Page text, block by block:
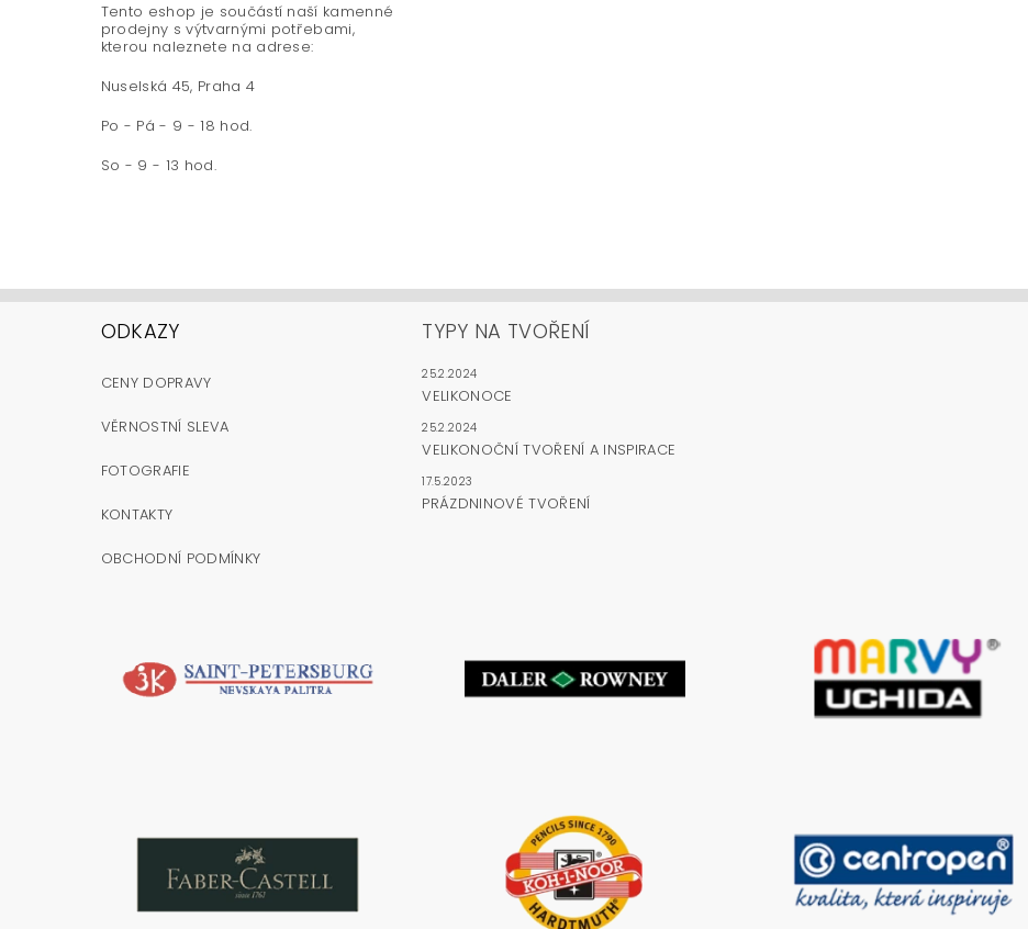
Tento eshop je součástí naší kamenné
prodejny s výtvarnými potřebami,
kterou naleznete na adrese:
Nuselská 45, Praha 4
Po - Pá - 9 - 18 hod.
So - 9 - 13 hod.
ODKAZY
CENY DOPRAVY
VĚRNOSTNÍ SLEVA
FOTOGRAFIE
KONTAKTY
OBCHODNÍ PODMÍNKY
TYPY NA TVOŘENÍ
25.2.2024
VELIKONOCE
25.2.2024
VELIKONOČNÍ TVOŘENÍ A INSPIRACE
17.5.2023
PRÁZDNINOVÉ TVOŘENÍ